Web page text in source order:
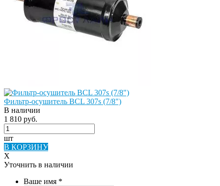
Фильтр-осушитель BCL 307s (7/8")
В наличии
1 810 руб.
шт
В КОРЗИНУ
X
Уточнить в наличии
Ваше имя *